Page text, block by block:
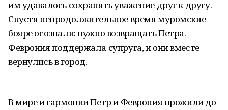
им удавалось сохранять уважение друг к другу.
Спустя непродолжительное время муромские
бояре осознали: нужно возвращать Петра.
Феврония поддержала супруга, и они вместе
вернулись в город.
В мире и гармонии Петр и Феврония прожили до